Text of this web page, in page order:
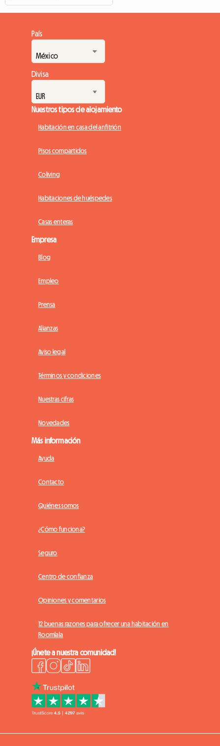
País
Divisa
Nuestros tipos de alojamiento
Habitación en casa del anfitrión
Pisos compartidos
Coliving
Habitaciones de huéspedes
Casas enteras
Empresa
Blog
Empleo
Prensa
Alianzas
Aviso legal
Términos y condiciones
Nuestras cifras
Novedades
Más información
Ayuda
Contacto
Quiénes somos
¿Cómo funciona?
Seguro
Centro de confianza
Opiniones y comentarios
12 buenas razones para ofrecer una habitación en
Roomlala
¡Únete a nuestra comunidad!